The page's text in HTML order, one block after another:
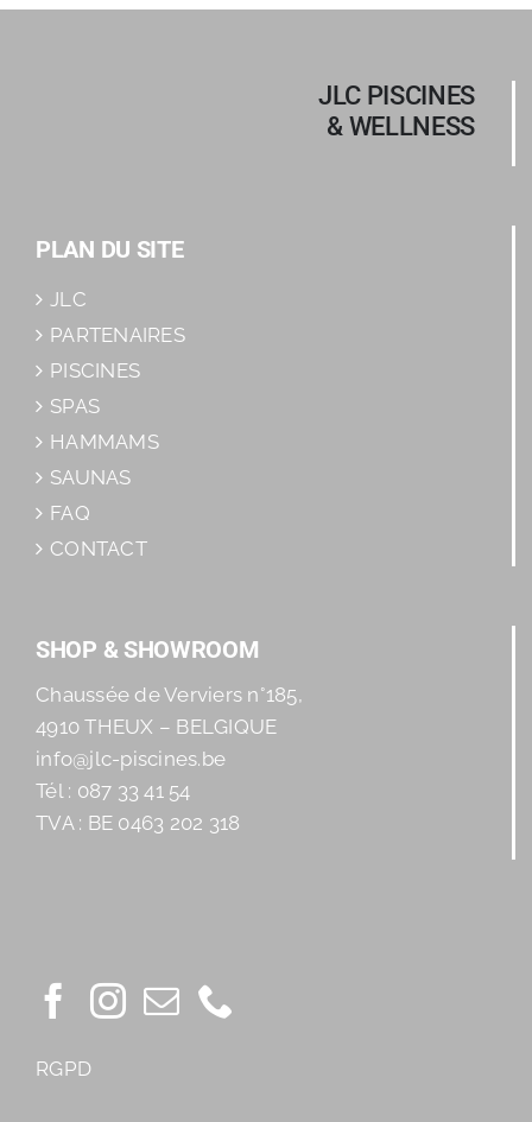
JLC PISCINES
& WELLNESS
PLAN DU SITE
JLC
PARTENAIRES
PISCINES
SPAS
HAMMAMS
SAUNAS
FAQ
CONTACT
SHOP & SHOWROOM
Chaussée de Verviers n°185,
4910 THEUX – BELGIQUE
info@jlc-piscines.be
Tél : 087 33 41 54
TVA : BE 0463 202 318
RGPD